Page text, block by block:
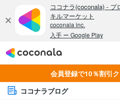
会員登録で10％割引
ココナラブログ